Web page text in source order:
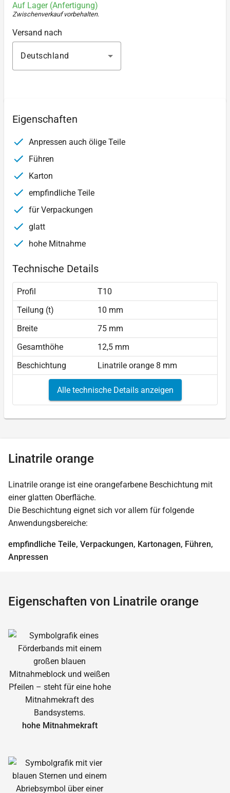
Auf Lager (Anfertigung)
Zwischenverkauf vorbehalten.
Versand nach
Deutschland
Eigenschaften
Anpressen auch ölige Teile
Führen
Karton
empfindliche Teile
für Verpackungen
glatt
hohe Mitnahme
Technische Details
Profil
T10
Teilung (t)
10 mm
Breite
75 mm
Gesamthöhe
12,5 mm
Beschichtung
Linatrile orange 8 mm
Alle technische Details anzeigen
Linatrile orange
Linatrile orange ist eine orangefarbene Beschichtung mit
einer glatten Oberfläche.
Die Beschichtung eignet sich vor allem für folgende
Anwendungsbereiche:
empfindliche Teile, Verpackungen, Kartonagen, Führen,
Anpressen
Eigenschaften von Linatrile orange
hohe Mitnahmekraft